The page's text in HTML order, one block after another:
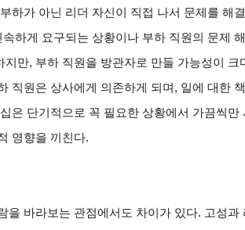
하가 아닌 리더 자신이 직접 나서 문제를 해
하게 요구되는 상황이나 부하 직원의 문제
만, 부하 직원을 방관자로 만들 가능성이 크
직원은 상사에게 의존하게 되며, 일에 대한
은 단기적으로 꼭 필요한 상황에서 가끔씩만
영향을 끼친다.
을 바라보는 관점에서도 차이가 있다. 고성과